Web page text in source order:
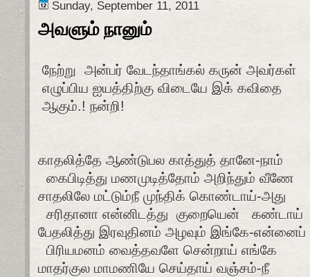
Sunday, September 11, 2011
அவளும் நானும்
நேற்று அன்பர் வேடந்தாங்கல் கருன் அவர்கள்
எழுப்பிய ஐயத்திற்கு விடையே இக் கவிதை
ஆகும்.! நன்றி!
காதலித்தே ஆண்டுபல காத்துத் தானே-நாம்
கைபிடித்து மணமுடித்தோம் அறிந்தும் வீணே
சாதலிலே மட்டும்நீ முந்திக் கொண்டாய்-அது
சரிதானா என்னிடத்து குறையென் கண்டாய்
பேதலித்து இரவுதினம் அழவும் இங்கே-என்னைப்
பிரியமனம் வைத்தவளே சென்றாய் எங்கே
மாதர்குல மாமணியே செய்தாய் வஞ்சம்-நீ